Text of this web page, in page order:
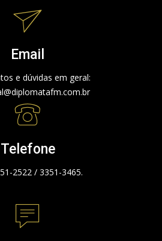
Email
e dúvidas em geral:
Telefone
2522 / 3351-3465.